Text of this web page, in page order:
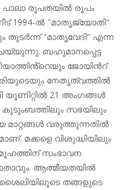
ൽ പാലാ രൂപതയിൽ രൂപം
1994-ൽ "മാതൃജ്യോതി"
തുടർന്ന് "മാതൃവേദി" എന്ന
ബഹുമാനപ്പെട്ട
ജോയിന്‍റ്
നേതൃത്വത്തിൽ
യൂണിറ്റിൽ 21 അംഗങ്ങൾ
കുടുംബത്തിലും സഭയിലും
മാറ്റങ്ങൾ വരുത്തുന്നതിൽ
മക്കളെ വിശുദ്ധിയിലും
സംഭാവന
ആത്മീയതയിൽ
ശൈലിയിലൂടെ തങ്ങളുടെ